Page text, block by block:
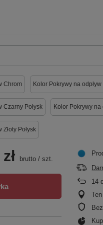
Chrom Kolor Pokrywy na
Czarny Połysk Kolor Pokrywy na
Połysk
brutto/ szt.
14